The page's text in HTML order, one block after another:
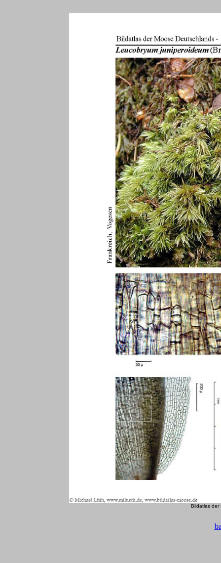
Bildatlas der